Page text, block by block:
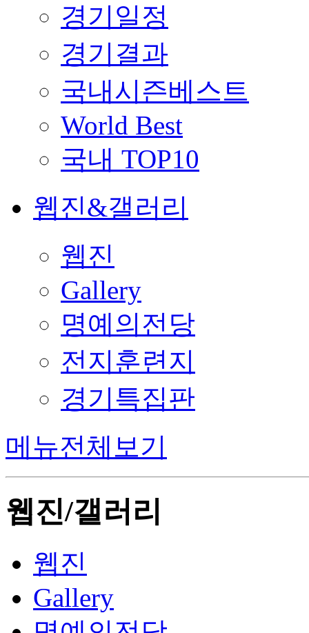
경기일정
경기결과
국내시즌베스트
World Best
국내 TOP10
웹진&갤러리
웹진
Gallery
명예의전당
전지훈련지
경기특집판
메뉴전체보기
웹진/갤러리
웹진
Gallery